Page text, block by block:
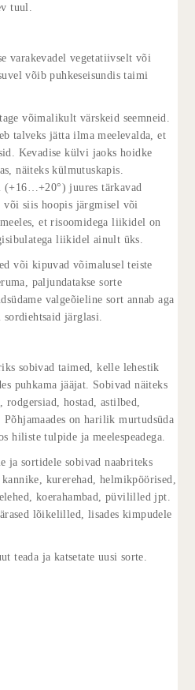
tuul.
varakevadel vegetatiivselt või
võib puhkeseisundis taimi
võimalikult värskeid seemneid.
talveks jätta ilma meelevalda, et
Kevadise külvi jaoks hoidke
näiteks külmutuskapis.
(+16…+20°) juures tärkavad
või siis hoopis järgmisel või
et risoomidega liikidel on
liikidel ainult üks.
või kipuvad võimalusel teiste
paljundatakse sorte
valgeõieline sort annab aga
sordiehtsaid järglasi.
sobivad taimed, kelle lehestik
puhkama jääjat. Sobivad näiteks
hostad, astilbed,
on harilik murtudsüda
hiliste tulpide ja meelespeadega.
ja sortidele sobivad naabriteks
kurerehad, helmikpöörised,
koerahambad, püvililled jpt.
lõikelilled, lisades kimpudele
teada ja katsetate uusi sorte.